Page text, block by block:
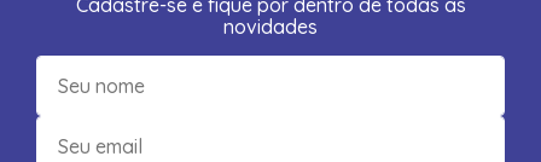
novidades